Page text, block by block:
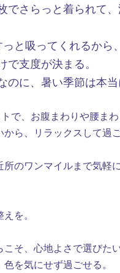
でさらっと着られて
と吸ってくれるから
で支度が決まる。
のに、暑い季節は本当
で、お腹まわりや腰まわ
ら、リラックスして過
のワンマイルまで気軽
を。
そ、心地よさで選びたい
を気にせず過ごせる。​